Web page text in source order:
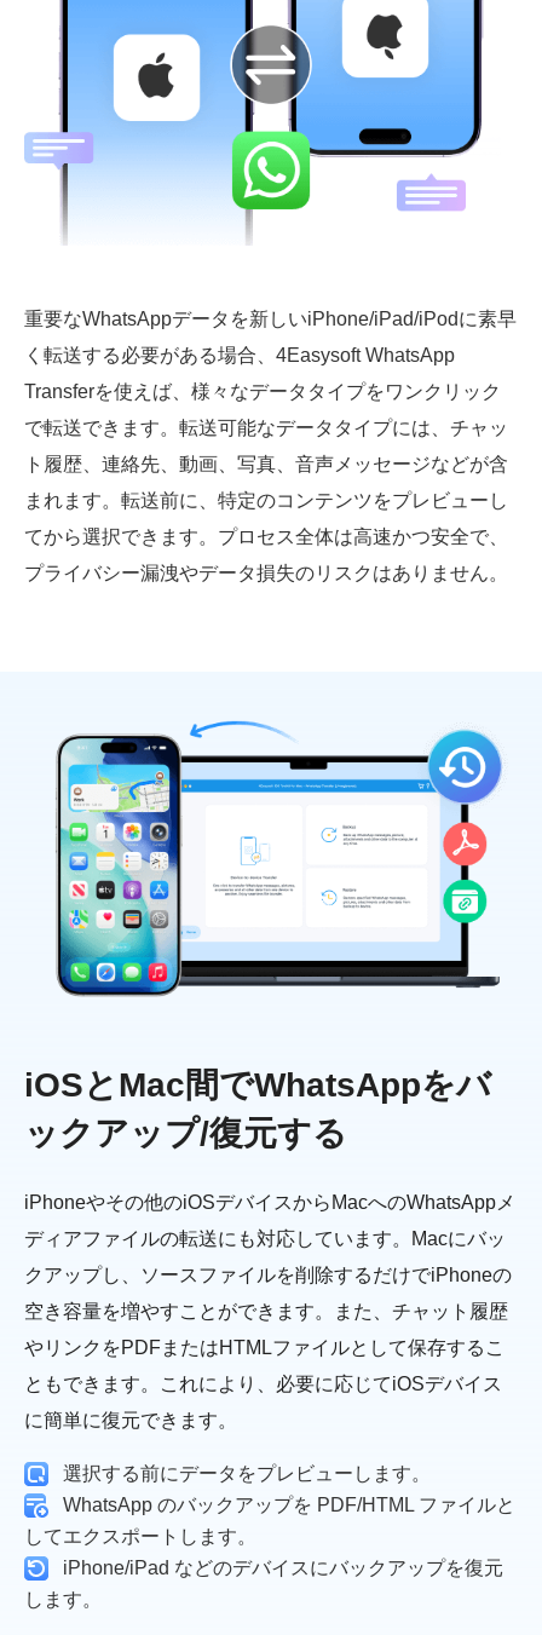
重要なWhatsAppデータを新しいiPhone/iPad/iPodに素早
く転送する必要がある場合、4Easysoft WhatsApp
Transferを使えば、様々なデータタイプをワンクリック
で転送できます。転送可能なデータタイプには、チャッ
ト履歴、連絡先、動画、写真、音声メッセージなどが含
まれます。転送前に、特定のコンテンツをプレビューし
てから選択できます。プロセス全体は高速かつ安全で、
プライバシー漏洩やデータ損失のリスクはありません。
iOSとMac間でWhatsAppをバ
ックアップ/復元する
iPhoneやその他のiOSデバイスからMacへのWhatsAppメ
ディアファイルの転送にも対応しています。Macにバッ
クアップし、ソースファイルを削除するだけでiPhoneの
空き容量を増やすことができます。また、チャット履歴
やリンクをPDFまたはHTMLファイルとして保存するこ
ともできます。これにより、必要に応じてiOSデバイス
に簡単に復元できます。
選択する前にデータをプレビューします。
WhatsApp のバックアップを PDF/HTML ファイルと
してエクスポートします。
iPhone/iPad などのデバイスにバックアップを復元
します。